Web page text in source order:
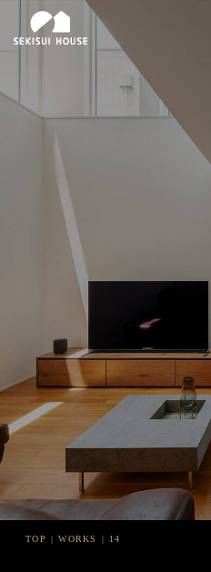
TOP WORKS 14